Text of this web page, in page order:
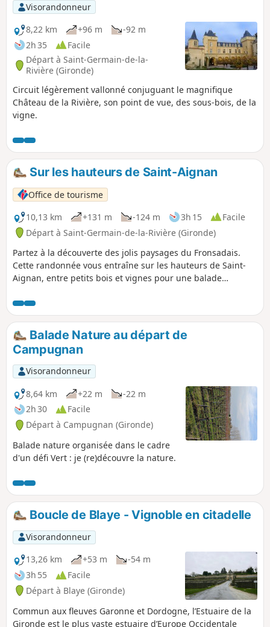
Visorandonneur
8,22 km
+96 m
-92 m
2h 35
Facile
Départ à Saint-Germain-de-la-
Rivière (Gironde)
Circuit légèrement vallonné conjuguant le magnifique
Château de la Rivière, son point de vue, des sous-bois, de la
vigne.
Sur les hauteurs de Saint-Aignan
Office de tourisme
10,13 km
+131 m -124 m 3h 15
Facile
Départ à Saint-Germain-de-la-Rivière (Gironde)
Partez à la découverte des jolis paysages du Fronsadais.
Cette randonnée vous entraîne sur les hauteurs de Saint-
Aignan, entre petits bois et vignes pour une balade
Balade Nature au départ de
Campugnan
Visorandonneur
8,64 km
+22 m
-22 m
2h 30
Facile
Départ à Campugnan (Gironde)
Balade nature organisée dans le cadre
d'un défi Vert : je (re)découvre la nature.
Boucle de Blaye - Vignoble en citadelle
Visorandonneur
13,26 km
+53 m
-54 m
3h 55
Facile
Départ à Blaye (Gironde)
Commun aux fleuves Garonne et Dordogne, l’Estuaire de la
Gironde est le plus vaste estuaire d’Europe Occidentale